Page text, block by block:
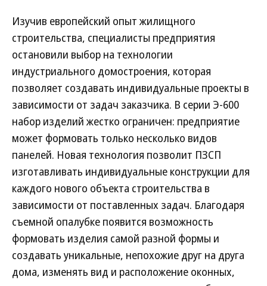
Изучив европейский опыт жилищного
строительства, специалисты предприятия
остановили выбор на технологии
индустриального домостроения, которая
позволяет создавать индивидуальные проекты в
зависимости от задач заказчика. В серии Э-600
набор изделий жестко ограничен: предприятие
может формовать только несколько видов
панелей. Новая технология позволит ПЗСП
изготавливать индивидуальные конструкции для
каждого нового объекта строительства в
зависимости от поставленных задач. Благодаря
съемной опалубке появится возможность
формовать изделия самой разной формы и
создавать уникальные, непохожие друг на друга
дома, изменять вид и расположение оконных,